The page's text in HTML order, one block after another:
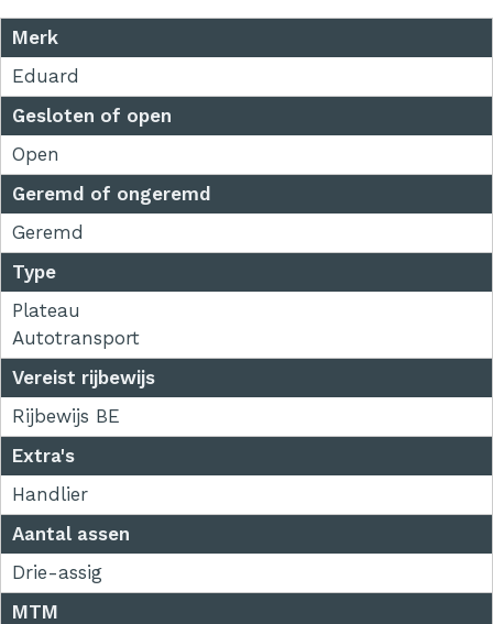
Merk
Eduard
Gesloten of open
Open
Geremd of ongeremd
Geremd
Type
Plateau
Autotransport
Vereist rijbewijs
Rijbewijs BE
Extra's
Handlier
Aantal assen
Drie-assig
MTM